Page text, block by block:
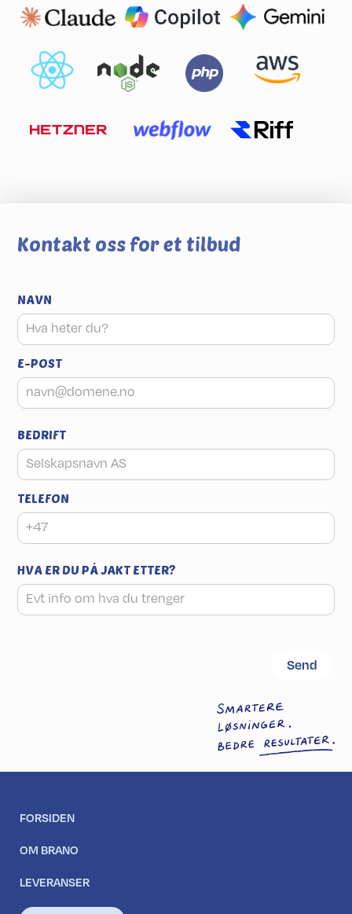
Kontakt oss for et tilbud
NAVN
E-POST
BEDRIFT
TELEFON
HVA ER DU PÅ JAKT ETTER?
FORSIDEN
OM BRANO
LEVERANSER